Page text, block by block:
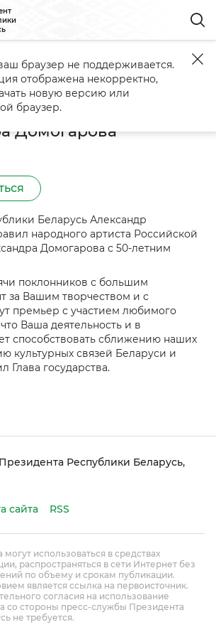
Александр Лукашенко поздравил народного
Лукашенко поздравил
России
Домогарова
Беларусь Александр
народного артиста Российской
Домогарова с 50-летним
поклонников с большим
за Вашим творчеством и с
премьер с участием любимого
Ваша деятельность и в
способствовать сближению наших
культурных связей Беларуси и
Глава государства.
Республики Беларусь,
сайта RSS
использоваться в средствах
распространяться в сети Интернет без
по объему и срокам публикации.
является ссылка на первоисточник.
согласия на использование
со стороны пресс-службы Президента
не требуется.
браузер не поддерживается.
отображена некорректно,
новую версию или
браузер.